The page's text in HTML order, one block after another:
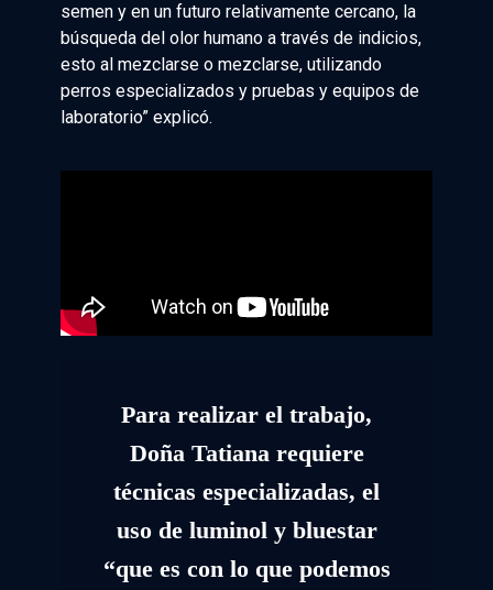
semen y en un futuro relativamente cercano, la
búsqueda del olor humano a través de indicios,
esto al mezclarse o mezclarse, utilizando
perros especializados y pruebas y equipos de
laboratorio” explicó.
Para realizar el trabajo,
Doña Tatiana requiere
técnicas especializadas, el
uso de luminol y bluestar
“que es con lo que podemos